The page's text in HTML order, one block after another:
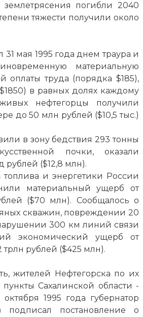
землетрясения погибли 2040
тяжести получили около
мая 1995 года днем траура и
материальную
труда (порядка $185),
в равных долях каждому
нефтегорцы получили
до 50 млн рублей ($10,5 тыс.)
в зону бедствия 293 тонны
почки, оказали
($12,8 млн).
топлива и энергетики России
материальный ущерб от
($70 млн). Сообщалось о
скважин, повреждении 20
300 км линий связи
экономический ущерб от
трлн рублей ($425 млн).
жителей Нефтегорска по их
Сахалинской области -
1995 года губернатор
подписал постановление о